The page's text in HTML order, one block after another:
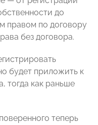
до
правом по договору
без договора.
будет приложить к
тогда как раньше
теперь